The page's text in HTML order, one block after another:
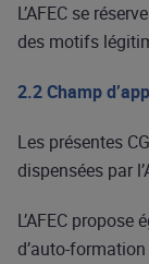
L’AFEC se
des motifs
2.2 Champ
Les présentes
dispensées par
L’AFEC
d’auto-